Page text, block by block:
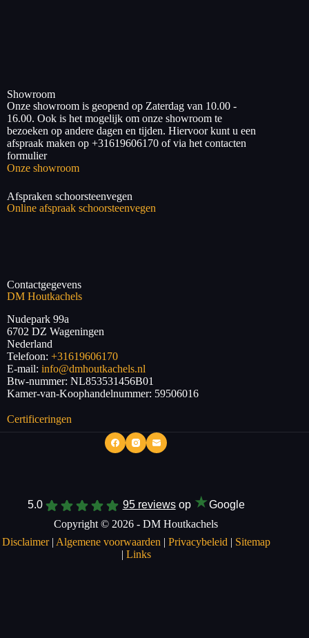
Showroom
Onze showroom is geopend op Zaterdag van 10.00 -
16.00. Ook is het mogelijk om onze showroom te
bezoeken op andere dagen en tijden. Hiervoor kunt u een
afspraak maken op +31619606170 of via het contacten
formulier
Onze showroom
Afspraken schoorsteenvegen
Online afspraak schoorsteenvegen
Contactgegevens
DM Houtkachels
Nudepark 99a
6702 DZ Wageningen
Nederland
Telefoon: +31619606170
E-mail: info@dmhoutkachels.nl
Btw-nummer: NL853531456B01
Kamer-van-Koophandelnummer: 59506016
Certificeringen
5.0 95 reviewsop ★Google
Copyright © 2026 - DM Houtkachels
Disclaimer| Algemene voorwaarden | Privacybeleid | Sitemap
| Links